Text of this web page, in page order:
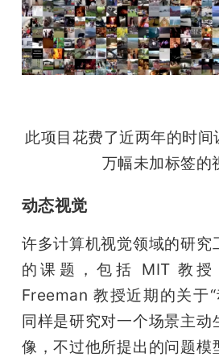
此项目花费了近两年的时间
万幅未加标签的
动态视觉
许多计算机视觉领域的研究
的课题，包括 MIT 教授
Freeman 教授近期的关于
同样是研究对一个场景主动
像，不过他所提出的问题模